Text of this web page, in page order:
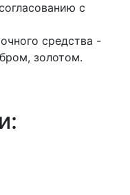
с
средства -
золотом.